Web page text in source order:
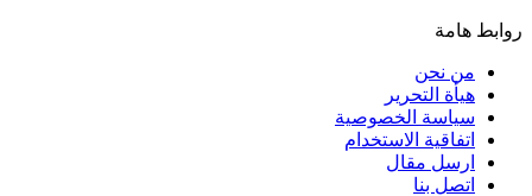
روابط هامة
من نحن
هيأة التحرير
سياسة الخصوصية
اتفاقية الاستخدام
ارسل مقال
اتصل بنا